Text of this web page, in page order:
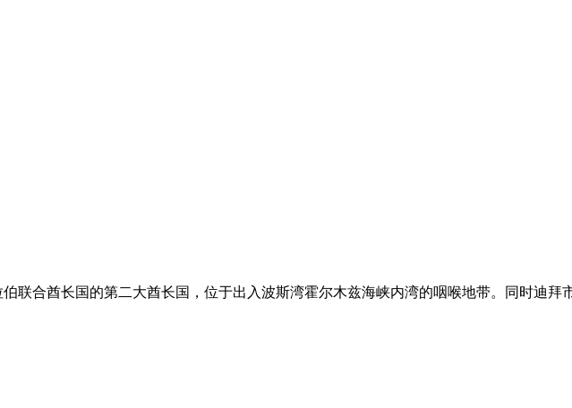
联合酋长国的第二大酋长国，位于出入波斯湾霍尔木兹海峡内湾的咽喉地带。同时迪拜